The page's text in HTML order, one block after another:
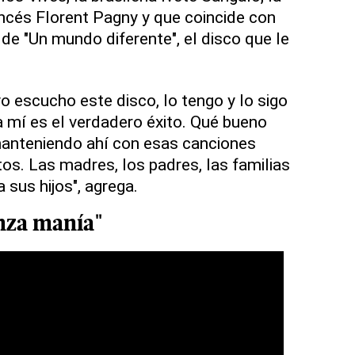
Florent Pagny y que coincide con
"Un mundo diferente", el disco que le
escucho este disco, lo tengo y lo sigo
mí es el verdadero éxito. Qué bueno
ahí con esas canciones
Las madres, los padres, las familias
sus hijos", agrega.
manía"